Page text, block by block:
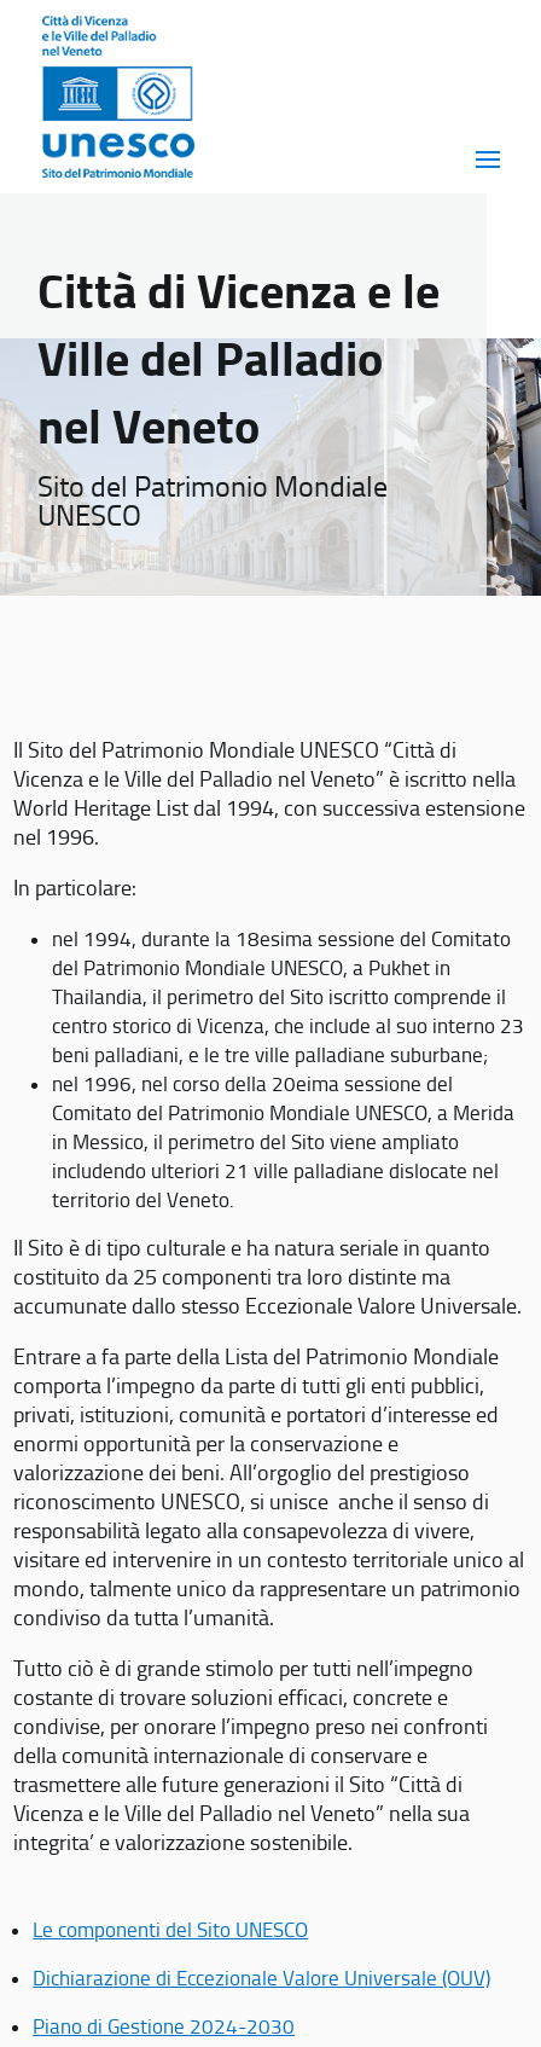
Città di Vicenza e le
Ville del Palladio
nel Veneto
Sito del Patrimonio Mondiale
UNESCO
Il Sito del Patrimonio Mondiale UNESCO “Città di
Vicenza e le Ville del Palladio nel Veneto” è iscritto nella
World Heritage List dal 1994, con successiva estensione
nel 1996.
In particolare:
nel 1994, durante la 18esima sessione del Comitato
del Patrimonio Mondiale UNESCO, a Pukhet in
Thailandia, il perimetro del Sito iscritto comprende il
centro storico di Vicenza, che include al suo interno 23
beni palladiani, e le tre ville palladiane suburbane;
nel 1996, nel corso della 20eima sessione del
Comitato del Patrimonio Mondiale UNESCO, a Merida
in Messico, il perimetro del Sito viene ampliato
includendo ulteriori 21 ville palladiane dislocate nel
territorio del Veneto.
Il Sito è di tipo culturale e ha natura seriale in quanto
costituito da 25 componenti tra loro distinte ma
accumunate dallo stesso Eccezionale Valore Universale.
Entrare a fa parte della Lista del Patrimonio Mondiale
comporta l’impegno da parte di tutti gli enti pubblici,
privati, istituzioni, comunità e portatori d’interesse ed
enormi opportunità per la conservazione e
valorizzazione dei beni. All’orgoglio del prestigioso
riconoscimento UNESCO, si unisce anche il senso di
responsabilità legato alla consapevolezza di vivere,
visitare ed intervenire in un contesto territoriale unico al
mondo, talmente unico da rappresentare un patrimonio
condiviso da tutta l’umanità.
Tutto ciò è di grande stimolo per tutti nell’impegno
costante di trovare soluzioni efficaci, concrete e
condivise, per onorare l’impegno preso nei confronti
della comunità internazionale di conservare e
trasmettere alle future generazioni il Sito “Città di
Vicenza e le Ville del Palladio nel Veneto” nella sua
integrita’ e valorizzazione sostenibile.
Le componenti del Sito UNESCO
Dichiarazione di Eccezionale Valore Universale (OUV)
Piano di Gestione 2024-2030